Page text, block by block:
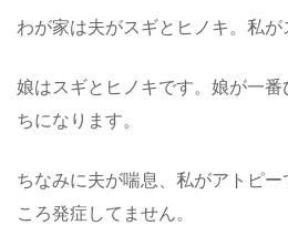
わが家は夫がスギとヒノキ。私が
娘はスギとヒノキです。娘が一
ちになります。
ちなみに夫が喘息、私がアトピ
ころ発症してません。